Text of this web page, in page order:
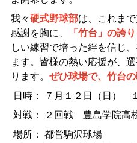
我々硬式野球部は、これま
感謝を胸に、
「竹台」の誇
しい練習で培った絆を信じ
ます。皆様の熱い応援が、
ります。 ぜひ球場で、竹台
日時： ７月１２日（日）
対戦： ２回戦 豊島学院高
場所： 都営駒沢球場